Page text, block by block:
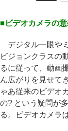
■ビデオカメラの意
デジタル一眼や
ビジョンクラスの
るに従って、動画
ん広がりを見せて
ゃあ従来のビデオ
の? という疑問が
る。ビデオカメラ